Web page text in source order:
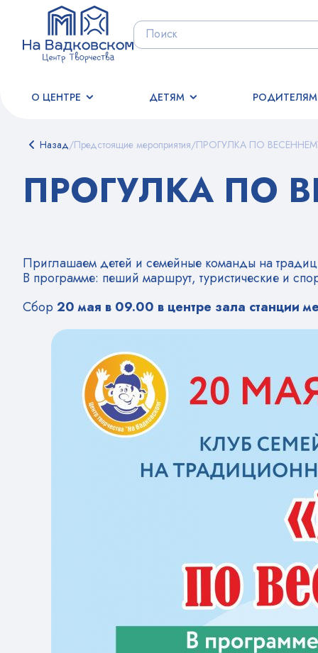
О ЦЕНТРЕ ДЕТЯМ РОДИТЕЛЯМ
Назад/Предстоящие мероприятия/ПРОГУЛКА ПО
ПРОГУЛКА ПО
Приглашаем детей и семейные команды на
В программе: пеший маршрут, туристические и
Сбор 20 мая в 09.00 в центре зала станции